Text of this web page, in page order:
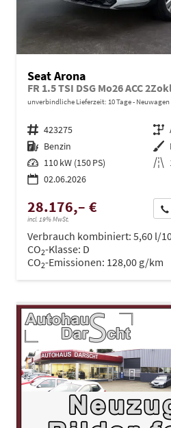
Seat Arona
unverbindliche Lieferzeit: 10 Tage
Fahrzeugnr. 423275 Getriebe
Kraftstoff Benzin Außenfarbe
Leistung 110 kW (150 PS) Kilometerstand
02.06.2026
28.176,– €
incl. 19% MwSt.
Verbrauch kombiniert: 5,60 l/
CO2-Klasse: D
CO2-Emissionen: 128,00 g/km